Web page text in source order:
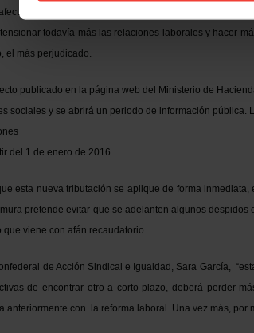
de forma muy negativa a la negociación
todavía más las relaciones laborales y hacer
el más perjudicado.
publicado en la página web del Ministerio de
sociales y se abrirá un periodo de información
del 1 de enero de 2016.
esta nueva tributación se aplique de forma
pretende evitar que se adelanten algunos
que viene con afán recaudatorio.
de Acción Sindical e Igualdad, Sara García,
de encontrar otro a corto plazo, deberá perder
anteriormente con la reforma laboral. Una vez más,